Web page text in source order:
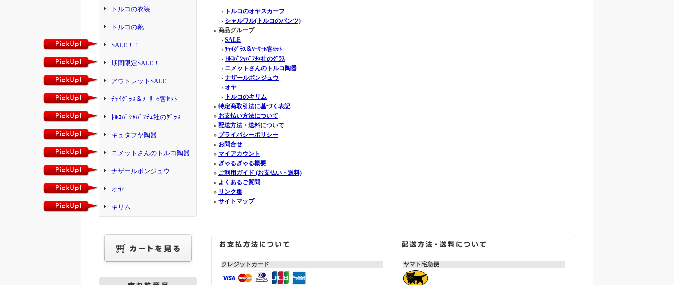
トルコの衣装
トルコの靴
SALE！！
期間限定SALE！
アウトレットSALE
ﾁｬｲｸﾞﾗｽ＆ｿｰｻｰ6客ｾｯﾄ
ﾄﾙｺﾊﾟｼｬﾊﾞﾌﾁｪ社のｸﾞﾗｽ
キュタフヤ陶器
ニメットさんのトルコ陶器
ナザールボンジュウ
オヤ
キリム
› トルコのオヤスカーフ
› シャルワル(トルコのパンツ)
» 商品グループ
› SALE
› ﾁｬｲｸﾞﾗｽ＆ｿｰｻｰ6客ｾｯﾄ
› ﾄﾙｺﾊﾟｼｬﾊﾞﾌﾁｪ社のｸﾞﾗｽ
› ニメットさんのトルコ陶器
› ナザールボンジュウ
› オヤ
› トルコのキリム
» 特定商取引法に基づく表記
» お支払い方法について
» 配送方法・送料について
» プライバシーポリシー
» お問合せ
» マイアカウント
» ぎゃるぎゃる概要
» ご利用ガイド (お支払い・送料)
» よくあるご質問
» リンク集
» サイトマップ
クレジットカード ヤマト宅急便